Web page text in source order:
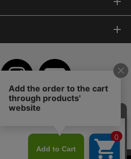
客様へ ご利用案内
WEBカタログ